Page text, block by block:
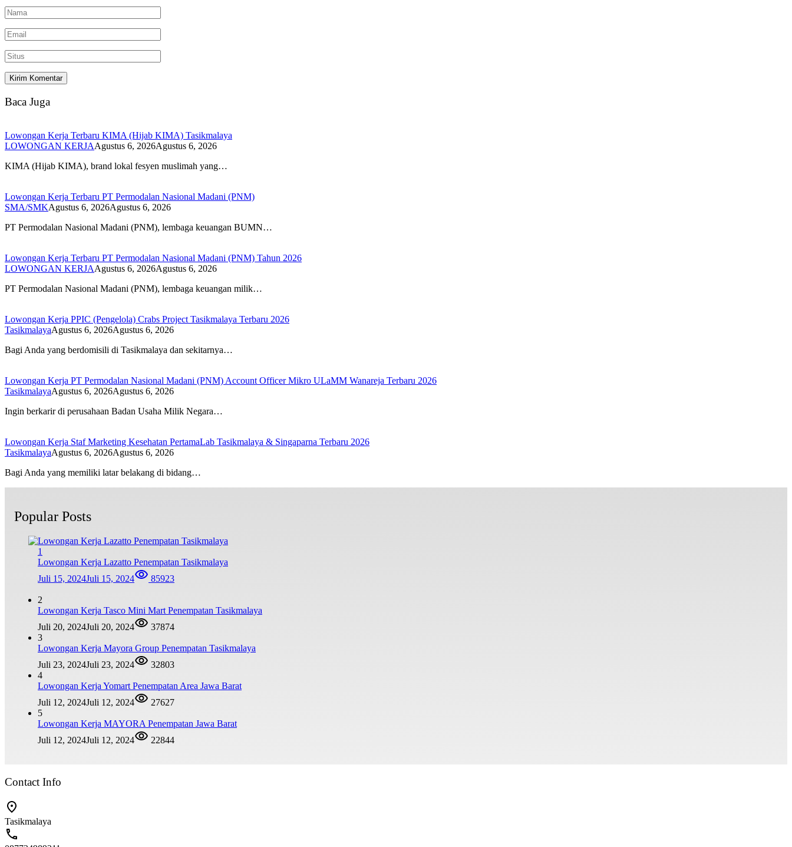
Baca Juga
Lowongan Kerja Terbaru KIMA (Hijab KIMA) Tasikmalaya
LOWONGAN KERJAAgustus 6, 2026Agustus 6, 2026
KIMA (Hijab KIMA), brand lokal fesyen muslimah yang…
Lowongan Kerja Terbaru PT Permodalan Nasional Madani (PNM)
SMA/SMKAgustus 6, 2026Agustus 6, 2026
PT Permodalan Nasional Madani (PNM), lembaga keuangan BUMN…
Lowongan Kerja Terbaru PT Permodalan Nasional Madani (PNM) Tahun 2026
LOWONGAN KERJAAgustus 6, 2026Agustus 6, 2026
PT Permodalan Nasional Madani (PNM), lembaga keuangan milik…
Lowongan Kerja PPIC (Pengelola) Crabs Project Tasikmalaya Terbaru 2026
TasikmalayaAgustus 6, 2026Agustus 6, 2026
Bagi Anda yang berdomisili di Tasikmalaya dan sekitarnya…
Lowongan Kerja PT Permodalan Nasional Madani (PNM) Account Officer Mikro ULaMM Wanareja Terbaru 2026
TasikmalayaAgustus 6, 2026Agustus 6, 2026
Ingin berkarir di perusahaan Badan Usaha Milik Negara…
Lowongan Kerja Staf Marketing Kesehatan PertamaLab Tasikmalaya & Singaparna Terbaru 2026
TasikmalayaAgustus 6, 2026Agustus 6, 2026
Bagi Anda yang memiliki latar belakang di bidang…
Popular Posts
1
Lowongan Kerja Lazatto Penempatan Tasikmalaya
Juli 15, 2024Juli 15, 2024 85923
2
Lowongan Kerja Tasco Mini Mart Penempatan Tasikmalaya
Juli 20, 2024Juli 20, 2024
37874
3
Lowongan Kerja Mayora Group Penempatan Tasikmalaya
Juli 23, 2024Juli 23, 2024
32803
4
Lowongan Kerja Yomart Penempatan Area Jawa Barat
Juli 12, 2024Juli 12, 2024
27627
5
Lowongan Kerja MAYORA Penempatan Jawa Barat
Juli 12, 2024Juli 12, 2024 22844
Contact Info
Tasikmalaya